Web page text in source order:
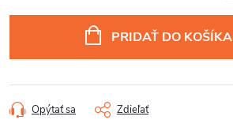
PRIDAŤ DO KOŠÍKA
Opýtať sa Zdieľať